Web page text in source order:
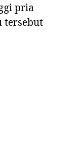
pria
tersebut